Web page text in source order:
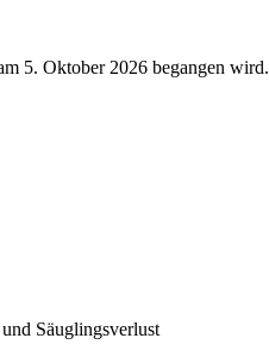
5. Oktober 2026 begangen wird.
Säuglingsverlust